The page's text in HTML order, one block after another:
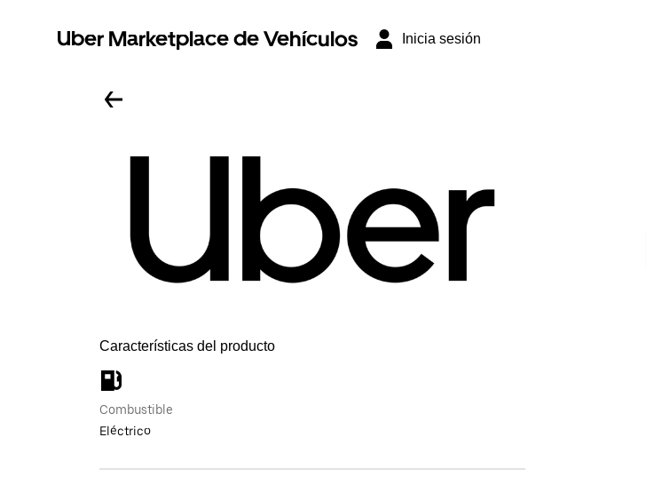
Uber Marketplace de Vehículos Inicia sesión
Características del producto
Combustible
Eléctrico